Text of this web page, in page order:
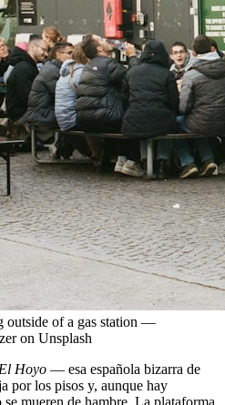
outside of a gas station —
on Unsplash
El Hoyo — esa española bizarra de
los pisos y, aunque hay
mueren de hambre. La plataforma